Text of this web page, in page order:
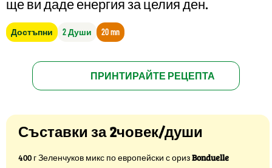
ще ви даде енергия за целия ден.
Достъпни 2 Души 20 mn
ПРИНТИРАЙТЕ РЕЦЕПТА
Съставки за 2човек/души
400 г Зеленчуков микс по европейски с оризBonduelle